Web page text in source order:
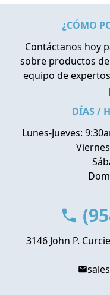
¿CÓMO
Contáctanos hoy
sobre productos
equipo de
DÍAS /
Lunes-Jueves:
3146 John P.